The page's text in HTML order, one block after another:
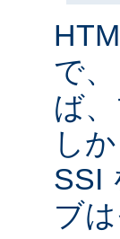
で
ば
し
SSI
ブ